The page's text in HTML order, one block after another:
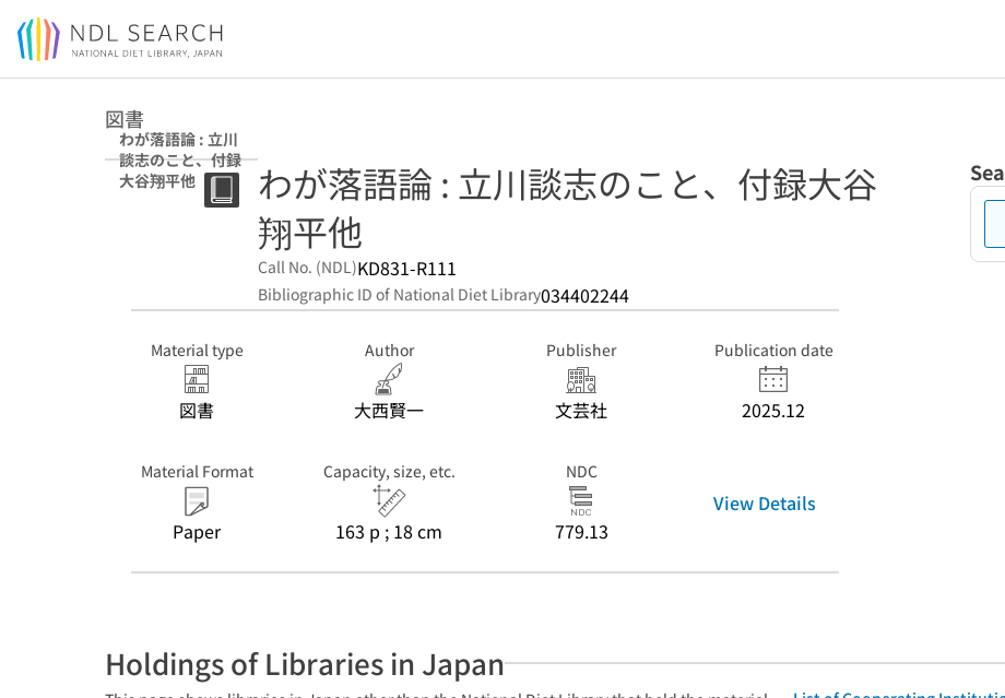
Jump to main content
図書
わが落語論 : 立川
談志のこと、付録
大谷翔平他
わが落語論 : 立川談志のこと、付録大谷
翔平他
Call No. (NDL)KD831-R111
Bibliographic ID of National Diet Library034402244
Material type
図書
Author
大西賢一
Publisher
文芸社
Publication date
2025.12
Material Format
Paper
Capacity, size, etc.
163 p ; 18 cm
NDC
779.13
View Details
Holdings of Libraries in Japan